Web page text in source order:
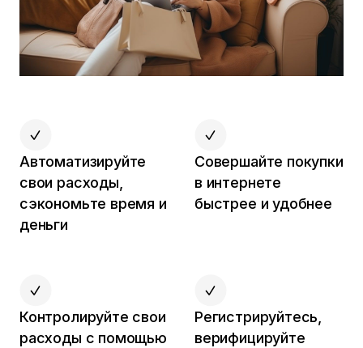
Автоматизируйте
свои расходы,
сэкономьте время и
деньги
Совершайте покупки
в интернете
быстрее и удобнее
Контролируйте свои
расходы с помощью
Регистрируйтесь,
верифицируйте